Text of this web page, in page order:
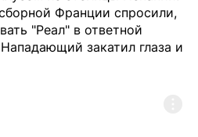
Франции спросили,
"Реал" в ответной
закатил глаза и